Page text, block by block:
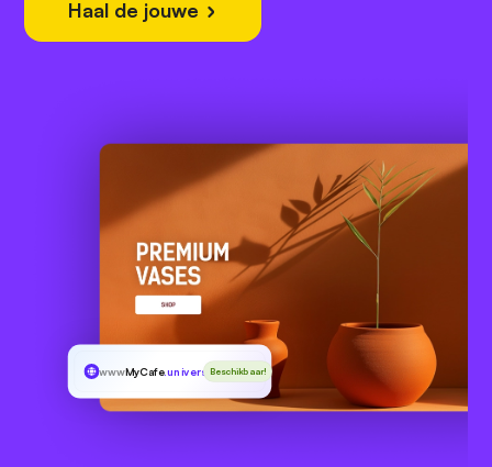
Haal de jouwe
wwwMyCafe.universityBeschikbaar!